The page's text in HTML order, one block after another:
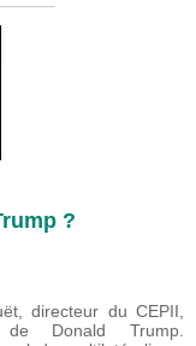
?
directeur du CEPII,
Donald Trump.